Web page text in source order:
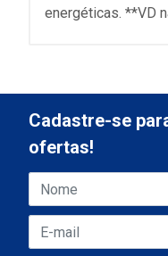
energéticas. **VD
Cadastre-se
ofertas!